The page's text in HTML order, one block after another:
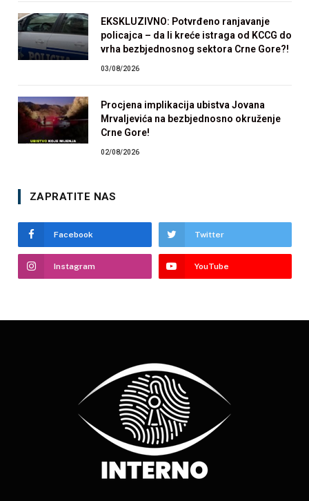
EKSKLUZIVNO: Potvrđeno ranjavanje
policajca – da li kreće istraga od KCCG do
vrha bezbjednosnog sektora Crne Gore?!
03/08/2026
Procjena implikacija ubistva Jovana
Mrvaljevića na bezbjednosno okruženje
Crne Gore!
02/08/2026
ZAPRATITE NAS
Facebook Twitter
Instagram YouTube